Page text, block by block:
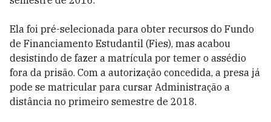
Ela foi pré-selecionada para obter recursos do Fundo
de Financiamento Estudantil (Fies), mas acabou
desistindo de fazer a matrícula por temer o assédio
fora da prisão. Com a autorização concedida, a presa já
pode se matricular para cursar Administração a
distância no primeiro semestre de 2018.